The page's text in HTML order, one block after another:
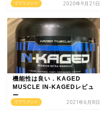
サプリメント 2020年9月21日
サプリメント
機能性は良い．KAGED
MUSCLE IN-KAGEDレビュ
ー
2021年6月8日